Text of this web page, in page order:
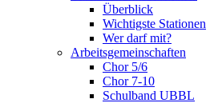
Überblick
Wichtigste Stationen
Wer darf mit?
Arbeitsgemeinschaften
Chor 5/6
Chor 7-10
Schulband UBBL